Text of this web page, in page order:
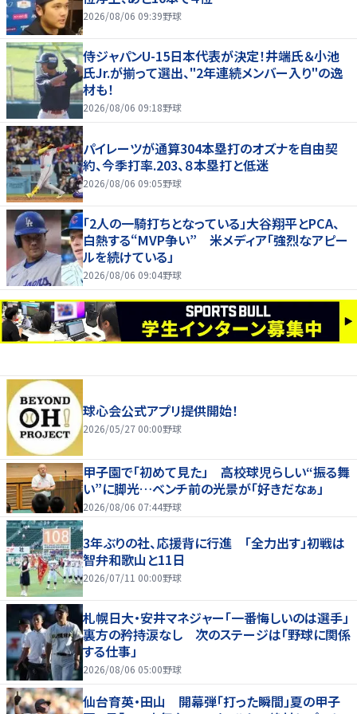
2026/08/06 09:39野球
侍ジャパンU-15日本代表が決定！井端氏＆小池
氏Jr.が揃って選出、"2年連続メンバー入り"の逸
材も！
2026/08/06 09:18野球
パイレーツが通算304本塁打のオズナを自由契
約、今季打率.203、８本塁打と低迷
2026/08/06 09:05野球
「2人の一騎打ちとなっている」大谷翔平とPCA、
白熱する“MVP争い” 米メディア「強烈なアピー
ルを続けている」
2026/08/06 09:04野球
球心会公式アプリ提供開始！
2026/05/27 00:00野球
甲子園で「初めて見た」 高校球児らしい“振る舞
い”に脚光…ベンチ前の光景が「好きだなぁ」
2026/08/06 07:44野球
3年ぶりの社、応援背に行進 「全力出す」初戦は
智弁和歌山と11日
2026/07/11 00:00野球
札幌日大・安井マネジャー「一番悔しいのは選手」
裏方の矜持涙なし 次のステージは「野球に関係
する仕事」
2026/08/06 05:00野球
仙台育英・田山 開幕弾「打った瞬間」夏の甲子